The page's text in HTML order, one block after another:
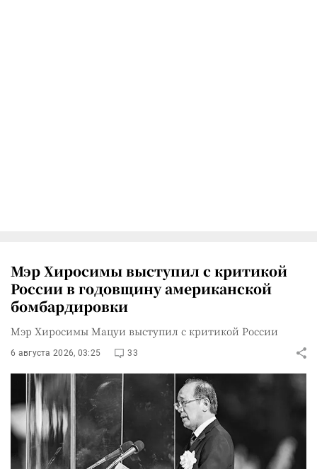
Мэр Хиросимы выступил с критикой
России в годовщину американской
бомбардировки
Мэр Хиросимы Мацуи выступил с критикой России
6 августа 2026, 03:25 33